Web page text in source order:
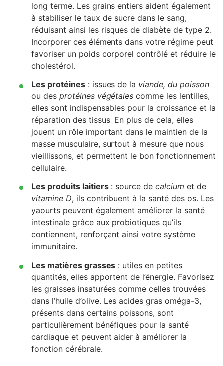
long terme. Les grains entiers aident également
à stabiliser le taux de sucre dans le sang,
réduisant ainsi les risques de diabète de type 2.
Incorporer ces éléments dans votre régime peut
favoriser un poids corporel contrôlé et réduire le
cholestérol.
Les protéines : issues de la viande, du poisson
ou des protéines végétales comme les lentilles,
elles sont indispensables pour la croissance et la
réparation des tissus. En plus de cela, elles
jouent un rôle important dans le maintien de la
masse musculaire, surtout à mesure que nous
vieillissons, et permettent le bon fonctionnement
cellulaire.
Les produits laitiers : source de calcium et de
vitamine D, ils contribuent à la santé des os. Les
yaourts peuvent également améliorer la santé
intestinale grâce aux probiotiques qu’ils
contiennent, renforçant ainsi votre système
immunitaire.
Les matières grasses : utiles en petites
quantités, elles apportent de l’énergie. Favorisez
les graisses insaturées comme celles trouvées
dans l’huile d’olive. Les acides gras oméga-3,
présents dans certains poissons, sont
particulièrement bénéfiques pour la santé
cardiaque et peuvent aider à améliorer la
fonction cérébrale.